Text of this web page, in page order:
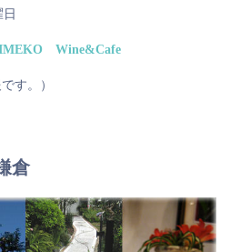
日
Wine&Cafe
す。）
倉